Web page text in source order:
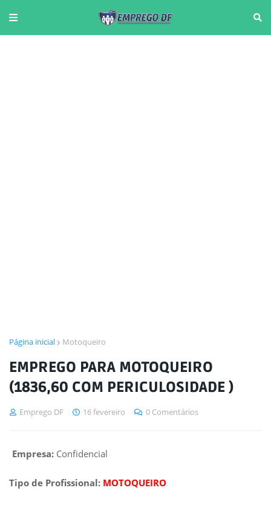
Página inicial Motoqueiro
EMPREGO PARA MOTOQUEIRO
(1836,60 COM PERICULOSIDADE )
Emprego DF 16 fevereiro 0 Comentários
Empresa: Confidencial
Tipo de Profissional: MOTOQUEIRO